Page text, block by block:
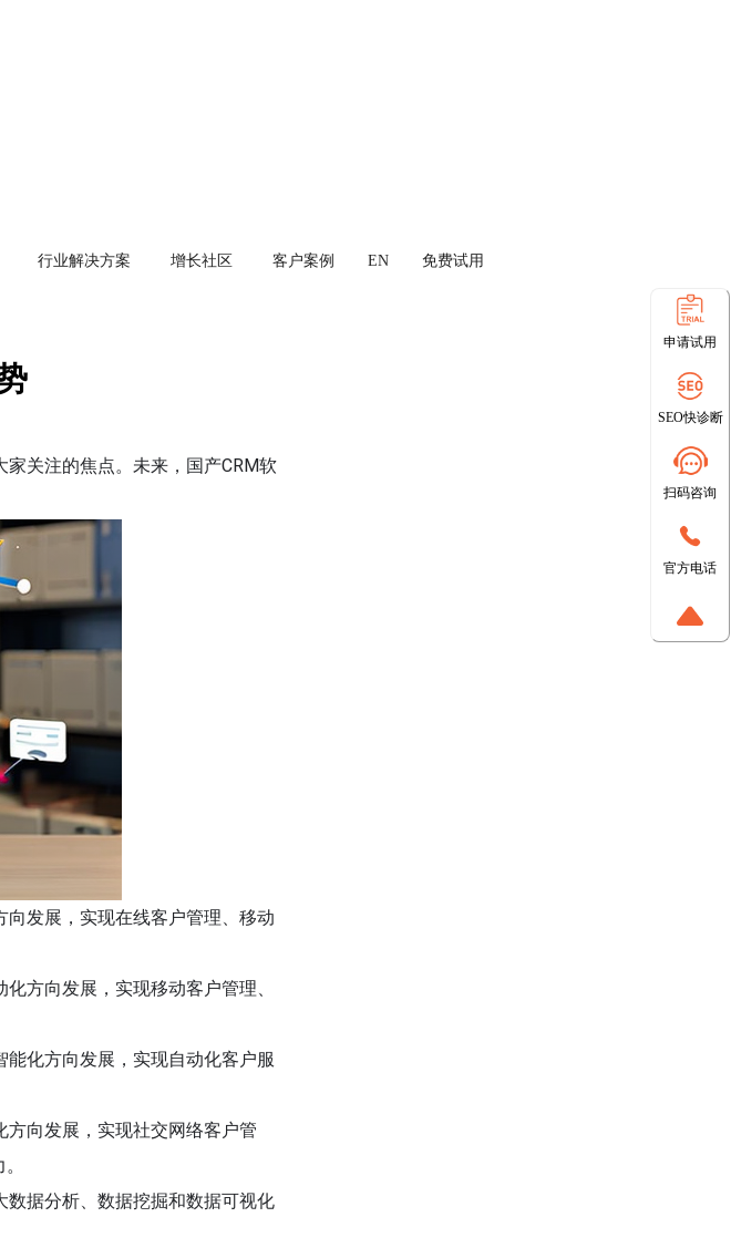
行业解决方案 增长社区 客户案例 EN 免费试用
关注的焦点。未来，国产CRM软
向发展，实现在线客户管理、移动
方向发展，实现移动客户管理、
化方向发展，实现自动化客户服
方向发展，实现社交网络客户管
数据分析、数据挖掘和数据可视化
申请试用
SEO快诊断
扫码咨询
官方电话